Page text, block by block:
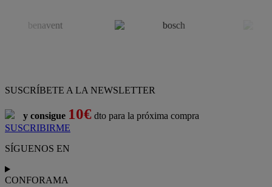
SUSCRÍBETE A LA NEWSLETTER
y consigue 10€ dto para la próxima compra
SUSCRIBIRME
SÍGUENOS EN
CONFORAMA